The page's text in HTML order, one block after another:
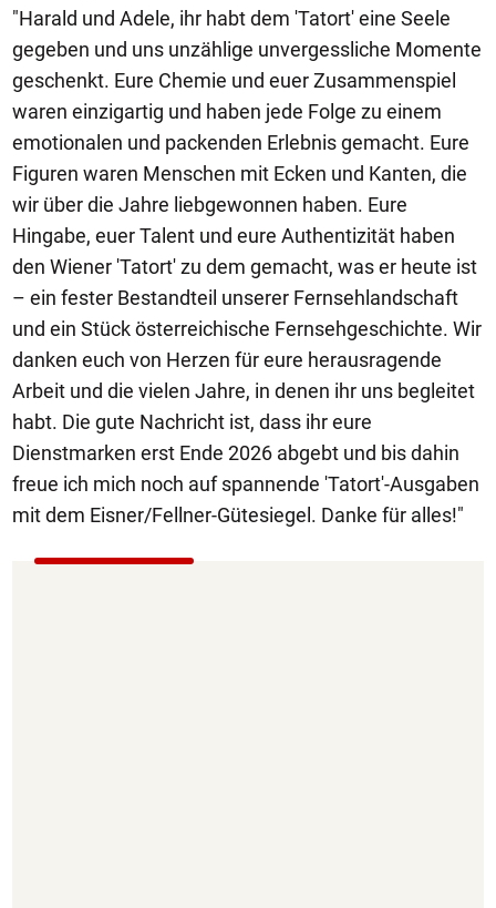
"Harald und Adele, ihr habt dem 'Tatort' eine Seele
gegeben und uns unzählige unvergessliche Momente
geschenkt. Eure Chemie und euer Zusammenspiel
waren einzigartig und haben jede Folge zu einem
emotionalen und packenden Erlebnis gemacht. Eure
Figuren waren Menschen mit Ecken und Kanten, die
wir über die Jahre liebgewonnen haben. Eure
Hingabe, euer Talent und eure Authentizität haben
den Wiener 'Tatort' zu dem gemacht, was er heute ist
– ein fester Bestandteil unserer Fernsehlandschaft
und ein Stück österreichische Fernsehgeschichte. Wir
danken euch von Herzen für eure herausragende
Arbeit und die vielen Jahre, in denen ihr uns begleitet
habt. Die gute Nachricht ist, dass ihr eure
Dienstmarken erst Ende 2026 abgebt und bis dahin
freue ich mich noch auf spannende 'Tatort'-Ausgaben
mit dem Eisner/Fellner-Gütesiegel. Danke für alles!"